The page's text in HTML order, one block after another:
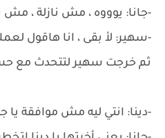
-جانا: يوووه ، مش نازلة ، مش
-سهير: لأ بقى ، انا هاقول
ثم خرجت سهير لتتحدث مع
-دينا: انتي ليه مش موافقة يا